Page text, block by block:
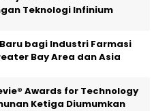
Teknologi Infinium
bagi Industri Farmasi
Bay Area dan Asia
Awards for Technology
Ketiga Diumumkan